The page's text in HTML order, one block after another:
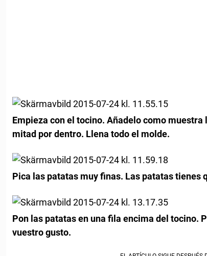
Empieza con el tocino. Añadelo como
mitad por dentro. Llena todo el molde.
Pica las patatas muy finas. Las patatas tienes
Pon las patatas en una fila encima del tocino.
vuestro gusto.